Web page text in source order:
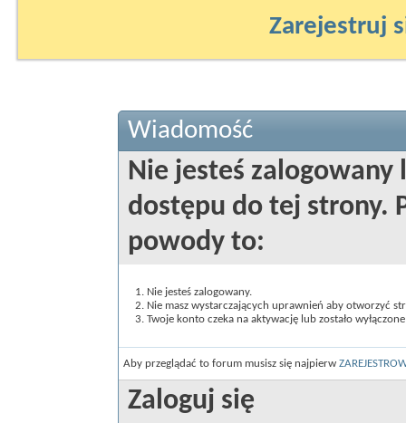
Zarejestruj
Wiadomość
Nie jesteś zalogowany
dostępu do tej strony.
powody to:
Nie jesteś zalogowany.
Nie masz wystarczających uprawnień aby otworzyć
Twoje konto czeka na aktywację lub zostało
Aby przeglądać to forum musisz się najpierw
Zaloguj się